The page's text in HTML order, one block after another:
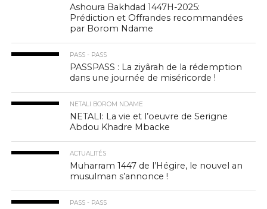
Ashoura Bakhdad 1447H-2025:
Prédiction et Offrandes recommandées
par Borom Ndame
PASS - PASS
PASSPASS : La ziyârah de la rédemption
dans une journée de miséricorde !
NETALI BOROM NDAME
NETALI: La vie et l’oeuvre de Serigne
Abdou Khadre Mbacke
ACTUALITÉS
Muharram 1447 de l’Hégire, le nouvel an
musulman s’annonce !
PASS - PASS